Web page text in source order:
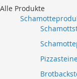
Alle Produkte